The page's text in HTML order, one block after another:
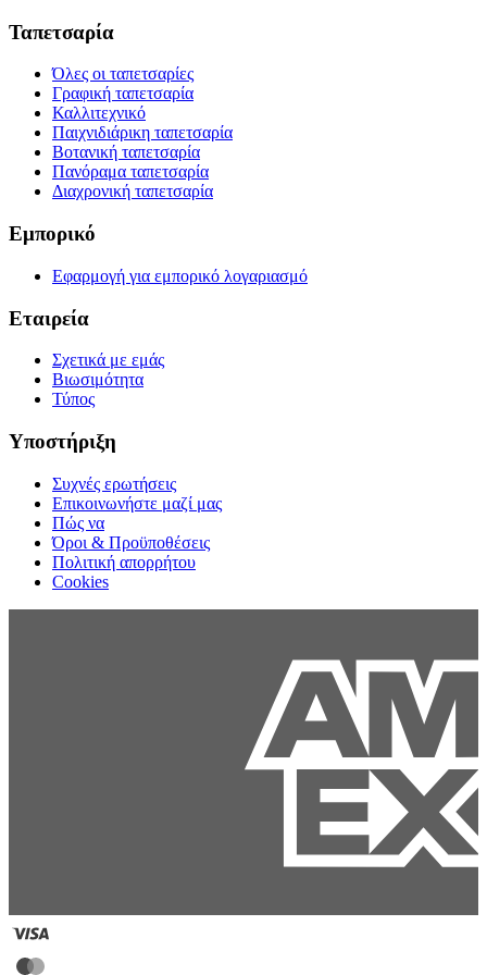
Ταπετσαρία
Όλες οι ταπετσαρίες
Γραφική ταπετσαρία
Καλλιτεχνικό
Παιχνιδιάρικη ταπετσαρία
Βοτανική ταπετσαρία
Πανόραμα ταπετσαρία
Διαχρονική ταπετσαρία
Εμπορικό
Εφαρμογή για εμπορικό λογαριασμό
Εταιρεία
Σχετικά με εμάς
Βιωσιμότητα
Τύπος
Υποστήριξη
Συχνές ερωτήσεις
Επικοινωνήστε μαζί μας
Πώς να
Όροι & Προϋποθέσεις
Πολιτική απορρήτου
Cookies